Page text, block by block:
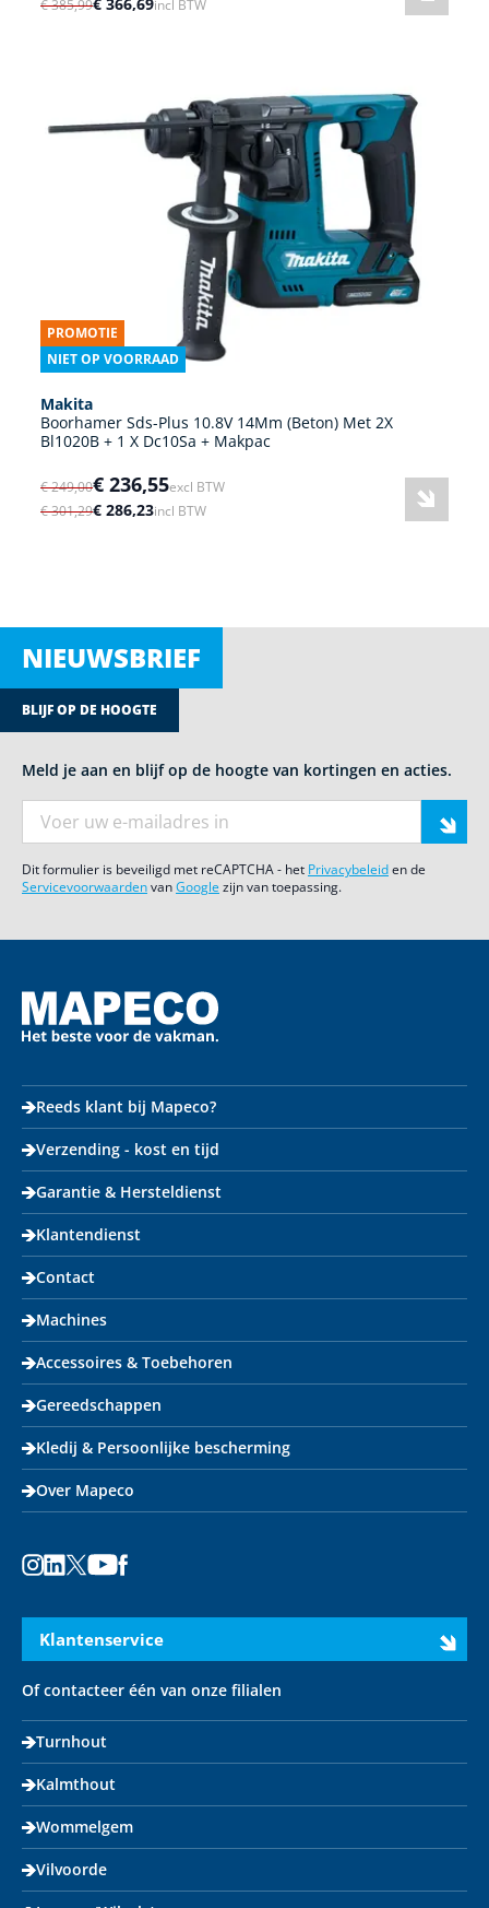
€ 385,99€ 366,69incl BTW
PROMOTIE
NIET OP VOORRAAD
Makita
Boorhamer Sds-Plus 10.8V 14Mm (Beton) Met 2X
Bl1020B + 1 X Dc10Sa + Makpac
€ 249,00€ 236,55excl BTW
€ 301,29€ 286,23incl BTW
NIEUWSBRIEF
BLIJF OP DE HOOGTE
Meld je aan en blijf op de hoogte van kortingen en acties.
Dit formulier is beveiligd met reCAPTCHA - het Privacybeleiden de
ServicevoorwaardenvanGoogle zijn van toepassing.
Reeds klant bij Mapeco?
Verzending - kost en tijd
Garantie & Hersteldienst
Klantendienst
Contact
Machines
Accessoires & Toebehoren
Gereedschappen
Kledij & Persoonlijke bescherming
Over Mapeco
Klantenservice
Of contacteer één van onze filialen
Turnhout
Kalmthout
Wommelgem
Vilvoorde